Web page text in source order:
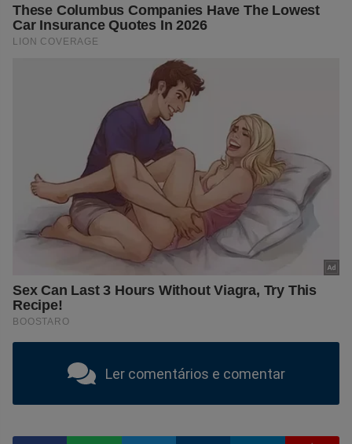
Ler comentários e comentar